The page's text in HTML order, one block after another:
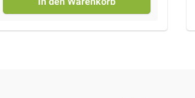
Sortiment. Es kann bei den
braune Pad eingesetzt werden.